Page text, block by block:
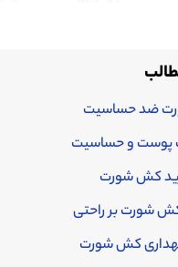
ضد حساسیت
پوست و حساسیت
کش شورت
کش شورت بر راحتی
کش شورت